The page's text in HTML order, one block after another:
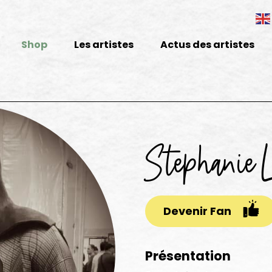
Shop Les artistes Actus des artistes
Stephanie
Devenir Fan
Présentation